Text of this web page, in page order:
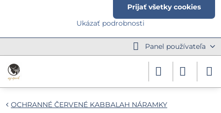
Panel používateľa
OCHRANNÉ ČERVENÉ KABBALAH NÁRAMKY
Ukázať podrobnosti
Prijať všetky cookies